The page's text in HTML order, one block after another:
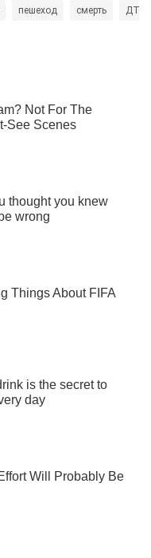
пешеход смерть ДТП